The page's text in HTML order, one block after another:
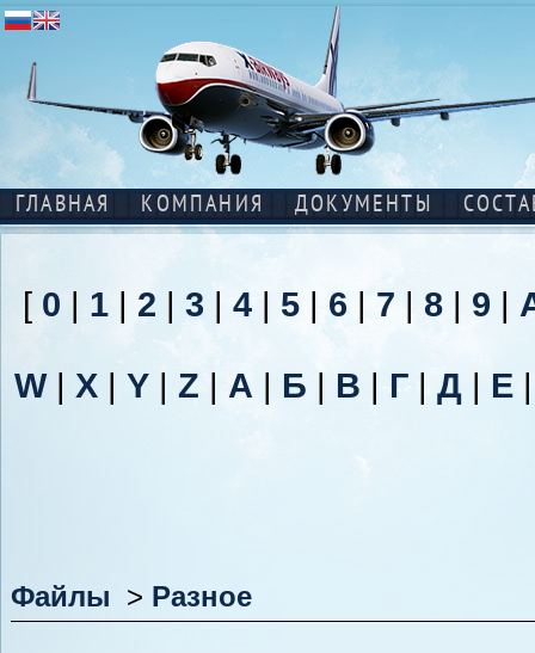
ГЛАВНАЯ КОМПАНИЯ ДОКУМЕНТЫ
[ 0 | 1| 2 | 3 | 4| 5| 6 | 7 | 8| 9 |
W| X | Y | Z | А | Б | В | Г | Д | Е
Файлы > Разное